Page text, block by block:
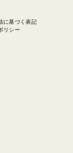
に基づく表記
リシー